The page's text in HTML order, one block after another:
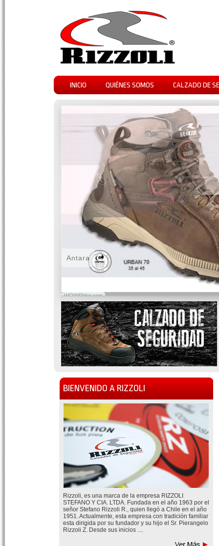
INICIO QUIÉNES SOMOS CALZADO DE
WOWSlider.com
Antara
BIENVENIDO A RIZZOLI
Rizzoli, es una marca de la empresa RIZZOLI
STEFANO Y CIA. LTDA. Fundada en el año 1963 por el
señor Stefano Rizzoli R., quien llegó a Chile en el año
1951. Actualmente, esta empresa con tradición familiar
esta dirigida por su fundador y su hijo el Sr. Pierangelo
Rizzoli Z. Desde sus inicios ....